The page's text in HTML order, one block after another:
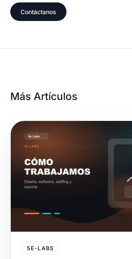
Contáctanos
Más Artículos
5E-LABS